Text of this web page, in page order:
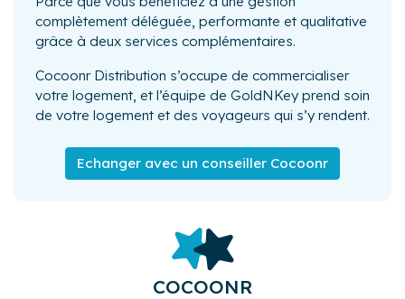
complètement déléguée, performante et qualitative
grâce à deux services complémentaires.
Cocoonr Distribution s’occupe de commercialiser
votre logement, et l’équipe de GoldNKey prend soin
de votre logement et des voyageurs qui s’y rendent.
Echanger avec un conseiller Cocoonr
COCOONR